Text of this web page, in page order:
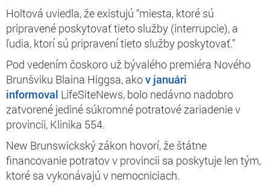
Holtová uviedla, že existujú “miesta, ktoré sú
pripravené poskytovať tieto služby (interrupcie), a
ľudia, ktorí sú pripravení tieto služby poskytovať.”
Pod vedením čoskoro už bývalého premiéra Nového
Brunšviku Blaina Higgsa, akov januári
informoval LifeSiteNews, bolo nedávno nadobro
zatvorené jediné súkromné potratové zariadenie v
provincii, Klinika 554.
New Brunswickský zákon hovorí, že štátne
financovanie potratov v provincii sa poskytuje len tým,
ktoré sa vykonávajú v nemocniciach.